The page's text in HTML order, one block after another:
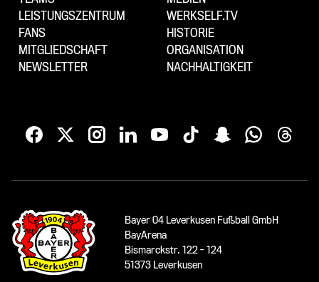
LEISTUNGSZENTRUM
FANS
MITGLIEDSCHAFT
NEWSLETTER
WERKSELF.TV
HISTORIE
ORGANISATION
NACHHALTIGKEIT
Bayer 04 Leverkusen Fußball GmbH
BayArena
Bismarckstr. 122 - 124
51373 Leverkusen